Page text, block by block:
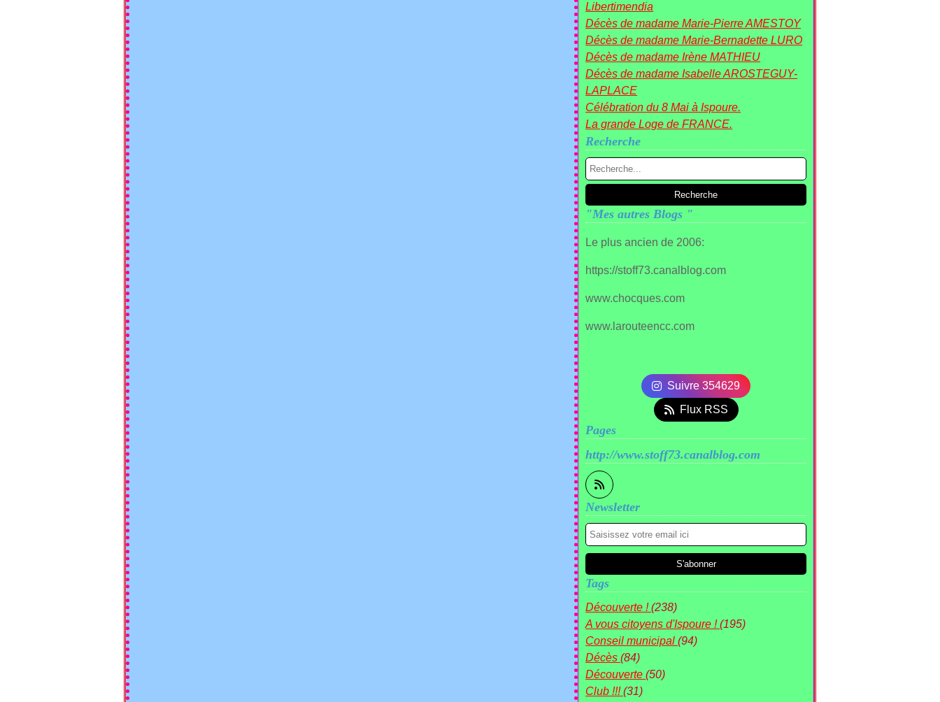
Libertimendia
Décès de madame Marie-Pierre AMESTOY
Décès de madame Marie-Bernadette LURO
Décès de madame Irène MATHIEU
Décès de madame Isabelle AROSTEGUY-
LAPLACE
Célébration du 8 Mai à Ispoure.
La grande Loge de FRANCE.
Recherche
"Mes autres Blogs "
Le plus ancien de 2006:
https://stoff73.canalblog.com
www.chocques.com
www.larouteencc.com
Suivre 354629
Flux RSS
Pages
http://www.stoff73.canalblog.com
Newsletter
Tags
Découverte !(238)
A vous citoyens d'Ispoure !(195)
Conseil municipal(94)
Décès(84)
Découverte(50)
Club !!!(31)